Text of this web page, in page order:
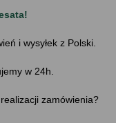
i wysyłek z Polski.
w 24h.
realizacji zamówienia